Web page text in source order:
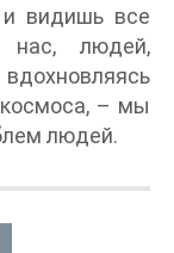
видишь все
нас, людей,
– мы
людей.